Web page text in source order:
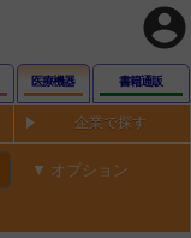
account_circle
医療機器 書籍通販
企業で探す
オプション